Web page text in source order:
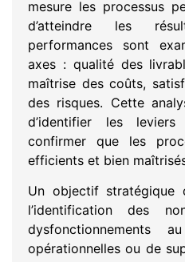
mesure les processus
d’atteindre les
performances sont
axes : qualité des
maîtrise des coûts,
des risques. Cette
d’identifier les
confirmer que les
efficients et bien
Un objectif stratégique
l’identification des
dysfonctionnements
opérationnelles ou de